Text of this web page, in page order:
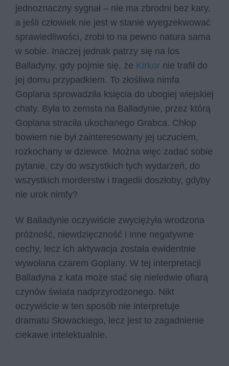
jednoznaczny sygnał – nie ma zbrodni bez kary,
a jeśli człowiek nie jest w stanie wyegzekwować
sprawiedliwości, zrobi to na pewno natura sama
w sobie. Inaczej jednak patrzy się na los
Balladyny, gdy pojmie się, że Kirkor nie trafił do
jej domu przypadkiem. To złośliwa nimfa
Goplana sprowadziła księcia do ubogiej wiejskiej
chaty. Była to zemsta na Balladynie, przez którą
Goplana straciła ukochanego Grabca. Chłop
bowiem nie był zainteresowany jej uczuciem,
rozkochany w dziewce. Można więc zadać sobie
pytanie, czy do wszystkich tych wydarzeń, do
wszystkich morderstw i tragedii doszłoby, gdyby
nie urok nimfy?
W Balladynie oczywiście zwyciężyła wrodzona
próżność, niewdzięczność i inne negatywne
cechy, lecz ich aktywacja została ewidentnie
wywołana czarem Goplany. W tej interpretacji
Balladyna z kata może stać się nieledwie ofiarą
czynów świata nadprzyrodzonego. Nikt
oczywiście w ten sposób nie interpretuje
dramatu Słowackiego, lecz jest to zagadnienie
ciekawe intelektualnie.